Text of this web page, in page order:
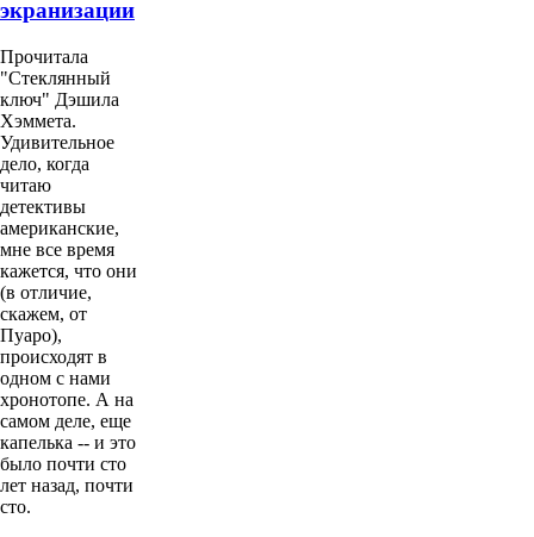
экранизации
Прочитала
"Стеклянный
ключ" Дэшила
Хэммета.
Удивительное
дело, когда
читаю
детективы
американские,
мне все время
кажется, что они
(в отличие,
скажем, от
Пуаро),
происходят в
одном с нами
хронотопе. А на
самом деле, еще
капелька -- и это
было почти сто
лет назад, почти
сто.